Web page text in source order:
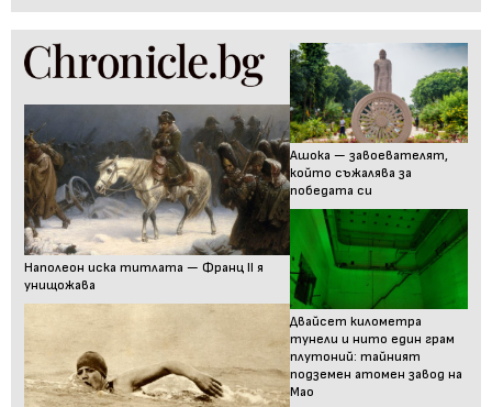
Наполеон иска титлата — Франц II я
унищожава
Ашока — завоевателят,
който съжалява за
победата си
Двайсет километра
тунели и нито един грам
плутоний: тайният
подземен атомен завод на
Мао